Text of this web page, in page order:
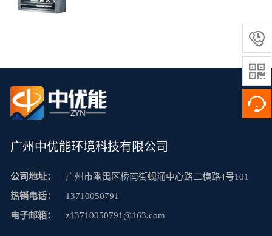
广州中优能环境科技有限公司
公司地址：
广州市番禺区桥南街蚬涌中心路二横路4号101
热销电话：
13710050791
电子邮箱：
z13710050791@163.com

